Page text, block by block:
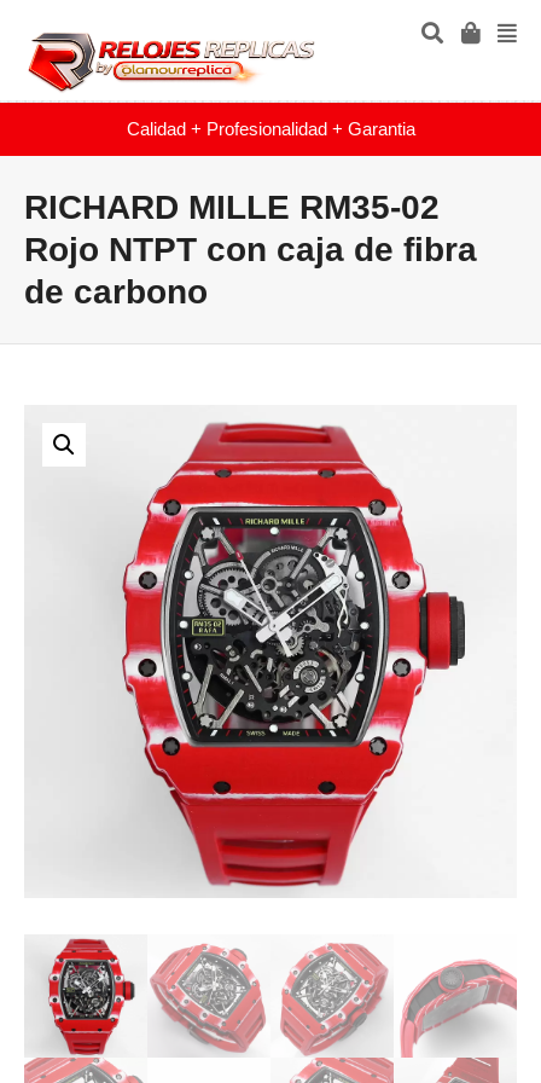
Calidad + Profesionalidad + Garantia
RICHARD MILLE RM35-02
Rojo NTPT con caja de fibra
de carbono